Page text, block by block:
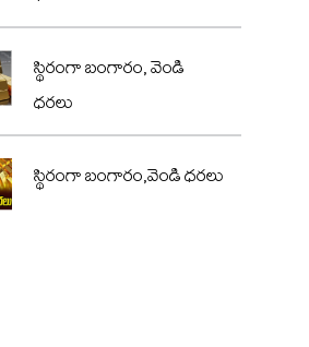
స్థిరంగా బంగారం, వెండి
ధరలు
స్థిరంగా బంగారం,వెండి ధరలు